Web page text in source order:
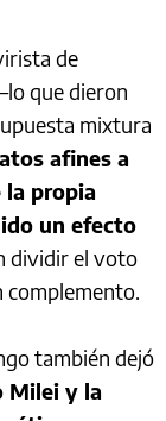
de
que dieron
mixtura
afines a
la propia
un efecto
dividir el voto
también dejó
Milei y la